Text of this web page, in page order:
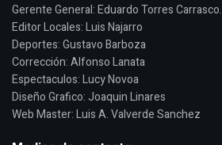
Gerente General: Eduardo Torres Carrasco.
Editor Locales: Luis Najarro
Deportes: Gustavo Barboza
Corrección: Alfonso Lanata
Espectaculos: Lucy Novoa
Diseño Grafico: Joaquin Linares
Web Master: Luis A. Valverde Sanchez